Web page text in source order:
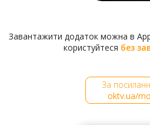
невелика ділянка на розі
війни після проведення
збудували школу № 25. Тож не
Миру предстал здесь Андрей
И зародилась родная страна.
Завантажити додаток можна в
користуйтеся без
За
oktv.ua/